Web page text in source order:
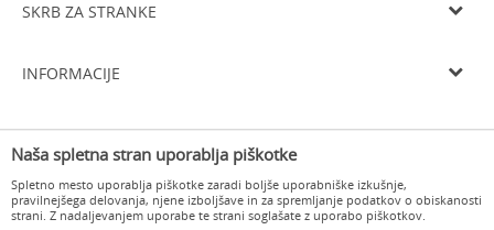
Delovni čas
Varovanje osebnih podatkov
Pogosta vprašanja
SKRB ZA STRANKE
Vračilo kupnine
Odstop od pogodbe in vračilo
INFORMACIJE
Delovni čas
Kontakt
Naša spletna stran uporablja piškotke
Spletno mesto uporablja piškotke zaradi boljše uporabniške izkušnje,
pravilnejšega delovanja, njene izboljšave in za spremljanje podatkov o obiskanosti
strani. Z nadaljevanjem uporabe te strani soglašate z uporabo piškotkov.